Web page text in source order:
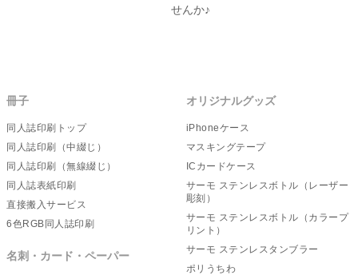
せんか♪
冊子
同人誌印刷トップ
同人誌印刷（中綴じ）
同人誌印刷（無線綴じ）
同人誌表紙印刷
直接搬入サービス
6色RGB同人誌印刷
名刺・カード・ペーパー
オリジナルグッズ
iPhoneケース
マスキングテープ
ICカードケース
サーモ ステンレスボトル（レーザー
彫刻）
サーモ ステンレスボトル（カラープ
リント）
サーモ ステンレスタンブラー
ポリうちわ